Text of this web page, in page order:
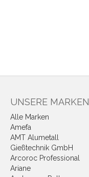
UNSERE MARKEN
Alle Marken
Amefa
AMT Alumetall
Gießtechnik GmbH
Arcoroc Professional
Ariane